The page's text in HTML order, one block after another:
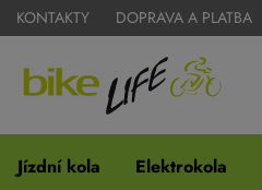
KONTAKTY DOPRAVA A PLATBA
Jízdní kola Elektrokola